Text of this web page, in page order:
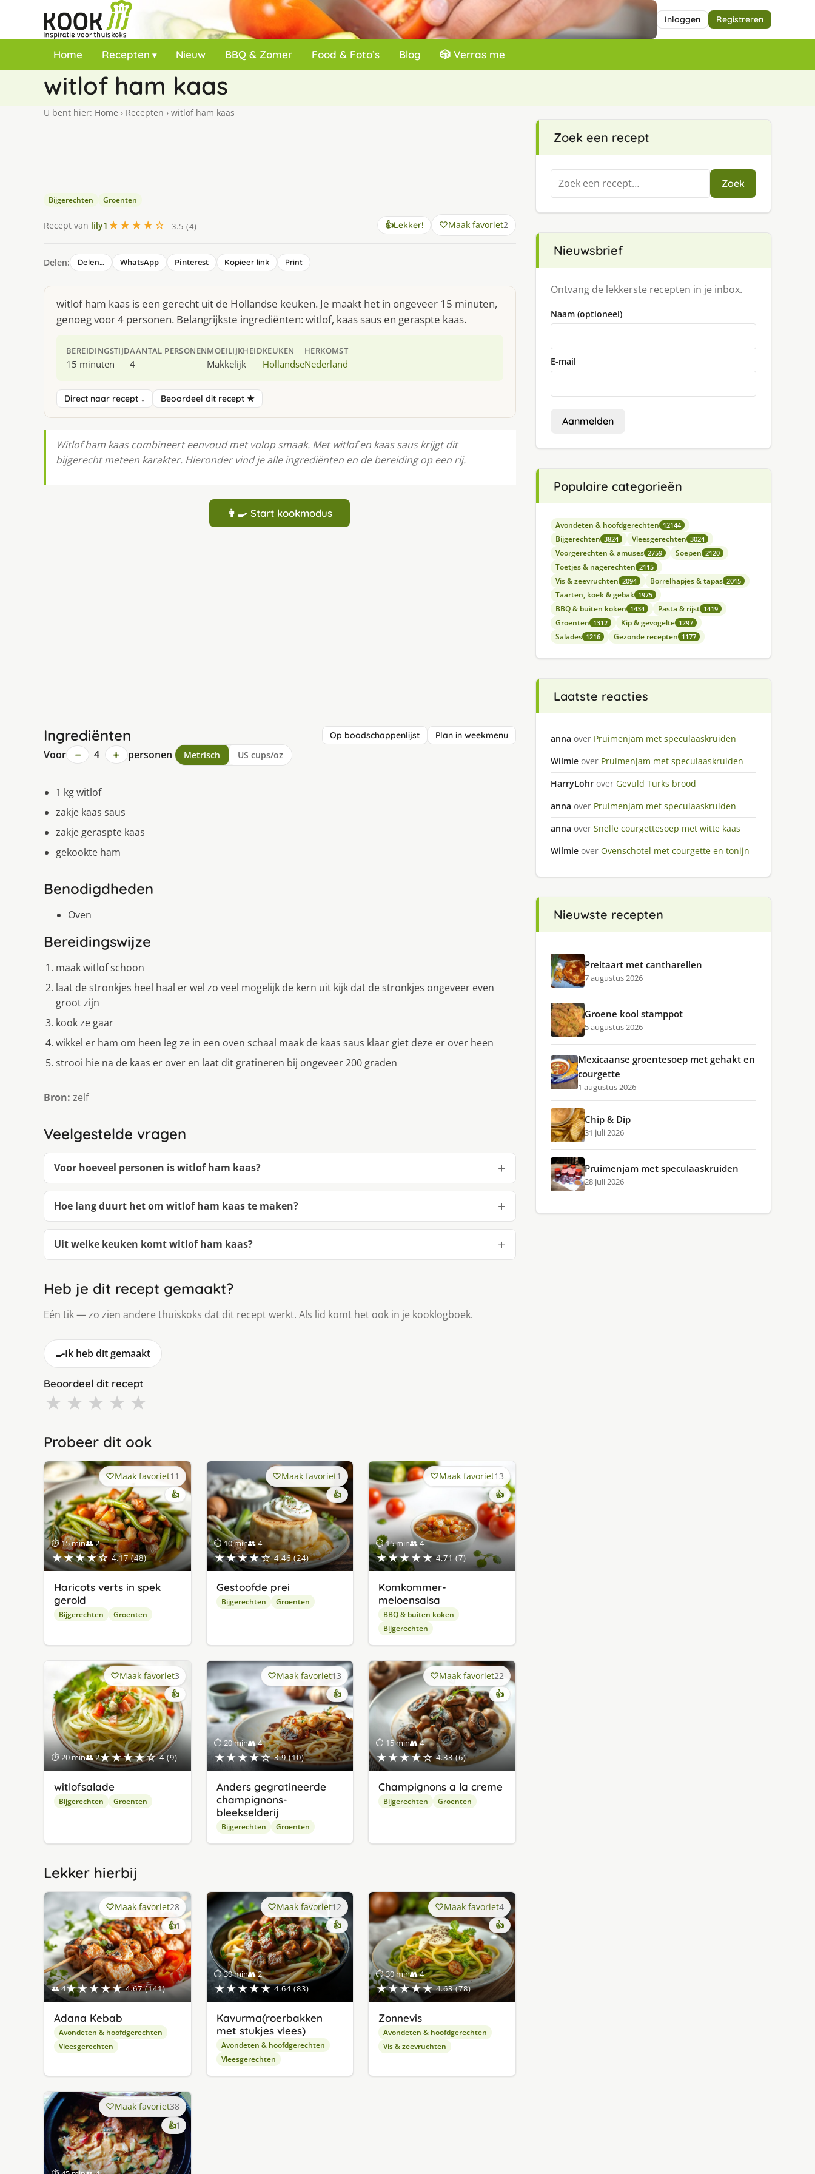
Inloggen Registreren
Home Recepten Nieuw BBQ & Zomer Food & Foto’s Blog 🎲 Verras me
witlof ham kaas
U bent hier: Home › Recepten › witlof ham kaas
Bijgerechten Groenten
Recept van lily1 ★★★★☆ 3.5 (4) 👍Lekker! Maak favoriet2
Delen: Delen… WhatsApp Pinterest Kopieer link Print
witlof ham kaas is een gerecht uit de Hollandse keuken. Je maakt het in ongeveer 15 minuten,
genoeg voor 4 personen. Belangrijkste ingrediënten: witlof, kaas saus en geraspte kaas.
BEREIDINGSTIJD
15 minuten
AANTAL PERSONEN
4
MOEILIJKHEID
Makkelijk
KEUKEN
Hollandse
HERKOMST
Nederland
Direct naar recept ↓ Beoordeel dit recept ★
Witlof ham kaas combineert eenvoud met volop smaak. Met witlof en kaas saus krijgt dit
bijgerecht meteen karakter. Hieronder vind je alle ingrediënten en de bereiding op een rij.
👩‍🍳 Start kookmodus
Ingrediënten Op boodschappenlijst Plan in weekmenu
Voor − 4 + personen Metrisch US cups/oz
1 kg witlof
zakje kaas saus
zakje geraspte kaas
gekookte ham
Benodigdheden
Oven
Bereidingswijze
maak witlof schoon
laat de stronkjes heel haal er wel zo veel mogelijk de kern uit kijk dat de stronkjes ongeveer even
groot zijn
kook ze gaar
wikkel er ham om heen leg ze in een oven schaal maak de kaas saus klaar giet deze er over heen
strooi hie na de kaas er over en laat dit gratineren bij ongeveer 200 graden
Bron: zelf
Veelgestelde vragen
Voor hoeveel personen is witlof ham kaas?
Hoe lang duurt het om witlof ham kaas te maken?
Uit welke keuken komt witlof ham kaas?
Heb je dit recept gemaakt?
Eén tik — zo zien andere thuiskoks dat dit recept werkt. Als lid komt het ook in je kooklogboek.
🍳Ik heb dit gemaakt
Beoordeel dit recept
★ ★ ★ ★ ★
Probeer dit ook
⏱ 15 min👥 2
★★★★☆ 4.17 (48)
Maak favoriet11
👍
Haricots verts in spek
gerold
Bijgerechten Groenten
⏱ 10 min👥 4
★★★★☆ 4.46 (24)
Maak favoriet1
👍
Gestoofde prei
Bijgerechten Groenten
⏱ 15 min👥 4
★★★★★ 4.71 (7)
Maak favoriet13
👍
Komkommer-
meloensalsa
BBQ & buiten koken
Bijgerechten
⏱ 20 min👥 2★★★★☆ 4 (9)
Maak favoriet3
👍
witlofsalade
Bijgerechten Groenten
⏱ 20 min👥 4
★★★★☆ 3.9 (10)
Maak favoriet13
👍
Anders gegratineerde
champignons-
bleekselderij
Bijgerechten Groenten
⏱ 15 min👥 4
★★★★☆ 4.33 (6)
Maak favoriet22
👍
Champignons a la creme
Bijgerechten Groenten
Lekker hierbij
👥 4★★★★★ 4.67 (141)
Maak favoriet28
👍1keer
lekker
gevonden
Adana Kebab
Avondeten & hoofdgerechten
Vleesgerechten
⏱ 30 min👥 2
★★★★★ 4.64 (83)
Maak favoriet12
👍
Kavurma(roerbakken
met stukjes vlees)
Avondeten & hoofdgerechten
Vleesgerechten
⏱ 30 min👥 4
★★★★★ 4.63 (78)
Maak favoriet4
👍
Zonnevis
Avondeten & hoofdgerechten
Vis & zeevruchten
Maak favoriet38
👍1keer
lekker
gevonden
Zoek een recept
Zoeken
naar:
Zoek
Nieuwsbrief
Ontvang de lekkerste recepten in je inbox.
Naam (optioneel)
E-mail
Aanmelden
Populaire categorieën
Avondeten & hoofdgerechten 12144
Bijgerechten 3824 Vleesgerechten 3024
Voorgerechten & amuses 2759 Soepen 2120
Toetjes & nagerechten 2115
Vis & zeevruchten 2094 Borrelhapjes & tapas 2015
Taarten, koek & gebak 1975
BBQ & buiten koken 1434 Pasta & rijst 1419
Groenten 1312 Kip & gevogelte 1297
Salades 1216 Gezonde recepten 1177
Laatste reacties
anna over Pruimenjam met speculaaskruiden
Wilmie over Pruimenjam met speculaaskruiden
HarryLohr over Gevuld Turks brood
anna over Pruimenjam met speculaaskruiden
anna over Snelle courgettesoep met witte kaas
Wilmie over Ovenschotel met courgette en tonijn
Nieuwste recepten
Preitaart met cantharellen
7 augustus 2026
Groene kool stamppot
5 augustus 2026
Mexicaanse groentesoep met gehakt en
courgette
1 augustus 2026
Chip & Dip
31 juli 2026
Pruimenjam met speculaaskruiden
28 juli 2026